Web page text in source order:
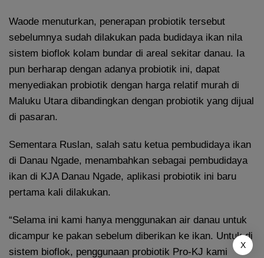
Waode menuturkan, penerapan probiotik tersebut
sebelumnya sudah dilakukan pada budidaya ikan nila
sistem bioflok kolam bundar di areal sekitar danau. Ia
pun berharap dengan adanya probiotik ini, dapat
menyediakan probiotik dengan harga relatif murah di
Maluku Utara dibandingkan dengan probiotik yang dijual
di pasaran.
Sementara Ruslan, salah satu ketua pembudidaya ikan
di Danau Ngade, menambahkan sebagai pembudidaya
ikan di KJA Danau Ngade, aplikasi probiotik ini baru
pertama kali dilakukan.
“Selama ini kami hanya menggunakan air danau untuk
dicampur ke pakan sebelum diberikan ke ikan. Untuk di
sistem bioflok, penggunaan probiotik Pro-KJ kami
X